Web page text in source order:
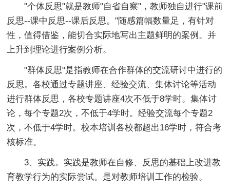
"个体反思"就是教师"自省自察"，教师独自进行"课前
反思--课中反思--课后反思。"随感篇幅数量足，有针对
性，值得借鉴，能切合实际地写出主题鲜明的案例。并
上升到理论进行案例分析。
"群体反思"是指教师在合作群体的交流研讨中进行的
反思。各校通过专题讲座、经验交流、集体讨论等活动
进行群体反思，各校专题讲座4次不低于8学时。集体讨
论，每个专题2次，不低于4学时。经验交流每个专题2
次，不低于4学时。校本培训各校都超出16学时，符合考
核标准。
3、实践。实践是教师在自修、反思的基础上改进教
育教学行为的实际尝试。是对教师培训工作的检验。